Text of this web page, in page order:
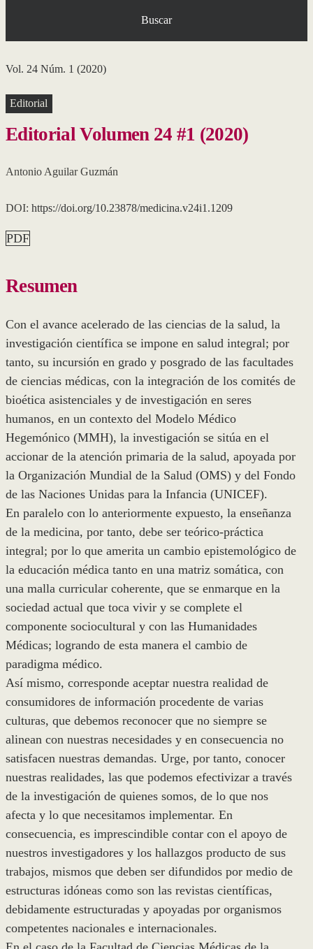
Buscar
Vol. 24 Núm. 1 (2020)
Editorial
Editorial Volumen 24 #1 (2020)
Antonio Aguilar Guzmán
DOI: https://doi.org/10.23878/medicina.v24i1.1209
PDF
Resumen
Con el avance acelerado de las ciencias de la salud, la
investigación científica se impone en salud integral; por
tanto, su incursión en grado y posgrado de las facultades
de ciencias médicas, con la integración de los comités de
bioética asistenciales y de investigación en seres
humanos, en un contexto del Modelo Médico
Hegemónico (MMH), la investigación se sitúa en el
accionar de la atención primaria de la salud, apoyada por
la Organización Mundial de la Salud (OMS) y del Fondo
de las Naciones Unidas para la Infancia (UNICEF).
En paralelo con lo anteriormente expuesto, la enseñanza
de la medicina, por tanto, debe ser teórico-práctica
integral; por lo que amerita un cambio epistemológico de
la educación médica tanto en una matriz somática, con
una malla curricular coherente, que se enmarque en la
sociedad actual que toca vivir y se complete el
componente sociocultural y con las Humanidades
Médicas; logrando de esta manera el cambio de
paradigma médico.
Así mismo, corresponde aceptar nuestra realidad de
consumidores de información procedente de varias
culturas, que debemos reconocer que no siempre se
alinean con nuestras necesidades y en consecuencia no
satisfacen nuestras demandas. Urge, por tanto, conocer
nuestras realidades, las que podemos efectivizar a través
de la investigación de quienes somos, de lo que nos
afecta y lo que necesitamos implementar. En
consecuencia, es imprescindible contar con el apoyo de
nuestros investigadores y los hallazgos producto de sus
trabajos, mismos que deben ser difundidos por medio de
estructuras idóneas como son las revistas científicas,
debidamente estructuradas y apoyadas por organismos
competentes nacionales e internacionales.